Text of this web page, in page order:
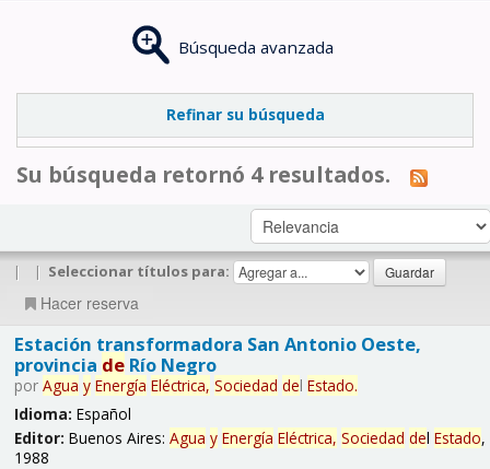
Búsqueda avanzada
Refinar su búsqueda
Su búsqueda retornó 4 resultados.
| | Seleccionar títulos para:
Hacer reserva
Estación transformadora San Antonio Oeste,
provincia deRío Negro
por Agua y Energía Eléctrica, Sociedad del Estado.
Idioma: Español
Editor: Buenos Aires: Agua y Energía Eléctrica, Sociedad del Estado,
1988